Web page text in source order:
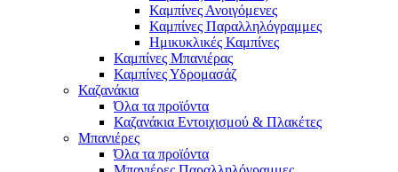
Καμπίνες Ανοιγόμενες
Καμπίνες Παραλληλόγραμμες
Ημικυκλικές Καμπίνες
Καμπίνες Μπανιέρας
Καμπίνες Υδρομασάζ
Καζανάκια
Όλα τα προϊόντα
Καζανάκια Εντοιχισμού & Πλακέτες
Μπανιέρες
Όλα τα προϊόντα